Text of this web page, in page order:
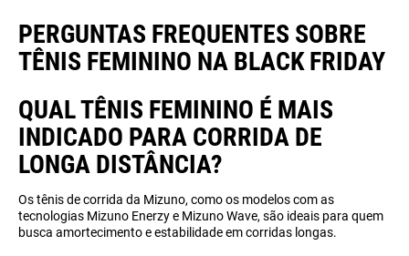
PERGUNTAS FREQUENTES SOBRE
TÊNIS FEMININO NA BLACK FRIDAY
QUAL TÊNIS FEMININO É MAIS
INDICADO PARA CORRIDA DE
LONGA DISTÂNCIA?
Os tênis de corrida da Mizuno, como os modelos com as
tecnologias Mizuno Enerzy e Mizuno Wave, são ideais para quem
busca amortecimento e estabilidade em corridas longas.